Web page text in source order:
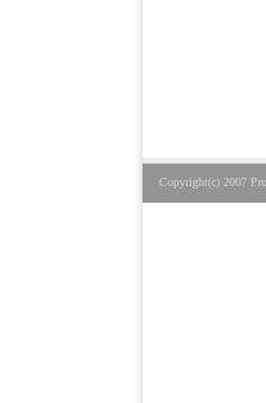
Copyright(c) 2007